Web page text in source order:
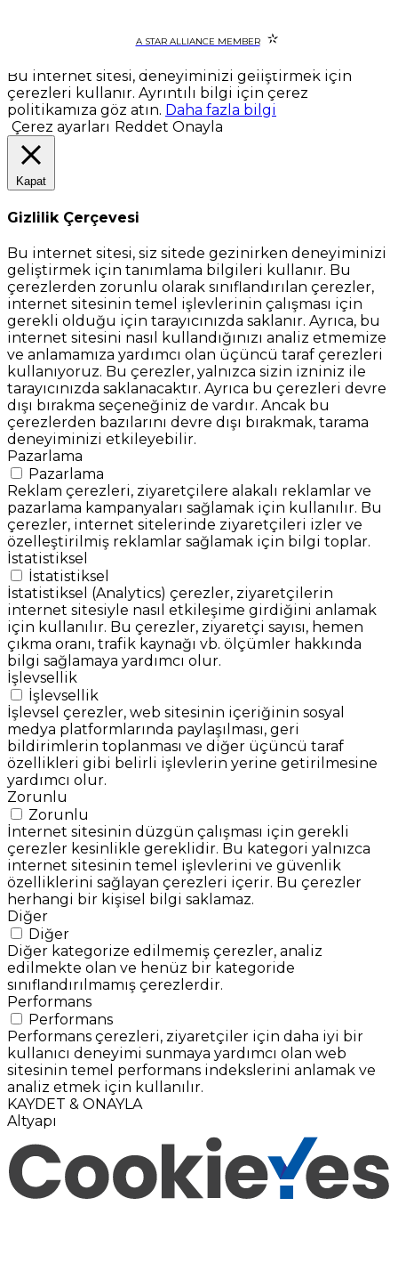
A STAR ALLIANCE MEMBER
Bu internet sitesi, deneyiminizi geliştirmek için
çerezleri kullanır. Ayrıntılı bilgi için çerez
politikamıza göz atın. Daha fazla bilgi
Çerez ayarları Reddet Onayla
Kapat
Gizlilik Çerçevesi
Bu internet sitesi, siz sitede gezinirken deneyiminizi
geliştirmek için tanımlama bilgileri kullanır. Bu
çerezlerden zorunlu olarak sınıflandırılan çerezler,
internet sitesinin temel işlevlerinin çalışması için
gerekli olduğu için tarayıcınızda saklanır. Ayrıca, bu
internet sitesini nasıl kullandığınızı analiz etmemize
ve anlamamıza yardımcı olan üçüncü taraf çerezleri
kullanıyoruz. Bu çerezler, yalnızca sizin izniniz ile
tarayıcınızda saklanacaktır. Ayrıca bu çerezleri devre
dışı bırakma seçeneğiniz de vardır. Ancak bu
çerezlerden bazılarını devre dışı bırakmak, tarama
deneyiminizi etkileyebilir.
Pazarlama
Pazarlama
Reklam çerezleri, ziyaretçilere alakalı reklamlar ve
pazarlama kampanyaları sağlamak için kullanılır. Bu
çerezler, internet sitelerinde ziyaretçileri izler ve
özelleştirilmiş reklamlar sağlamak için bilgi toplar.
İstatistiksel
İstatistiksel
İstatistiksel (Analytics) çerezler, ziyaretçilerin
internet sitesiyle nasıl etkileşime girdiğini anlamak
için kullanılır. Bu çerezler, ziyaretçi sayısı, hemen
çıkma oranı, trafik kaynağı vb. ölçümler hakkında
bilgi sağlamaya yardımcı olur.
İşlevsellik
İşlevsellik
İşlevsel çerezler, web sitesinin içeriğinin sosyal
medya platformlarında paylaşılması, geri
bildirimlerin toplanması ve diğer üçüncü taraf
özellikleri gibi belirli işlevlerin yerine getirilmesine
yardımcı olur.
Zorunlu
Zorunlu
İnternet sitesinin düzgün çalışması için gerekli
çerezler kesinlikle gereklidir. Bu kategori yalnızca
internet sitesinin temel işlevlerini ve güvenlik
özelliklerini sağlayan çerezleri içerir. Bu çerezler
herhangi bir kişisel bilgi saklamaz.
Diğer
Diğer
Diğer kategorize edilmemiş çerezler, analiz
edilmekte olan ve henüz bir kategoride
sınıflandırılmamış çerezlerdir.
Performans
Performans
Performans çerezleri, ziyaretçiler için daha iyi bir
kullanıcı deneyimi sunmaya yardımcı olan web
sitesinin temel performans indekslerini anlamak ve
analiz etmek için kullanılır.
KAYDET & ONAYLA
Altyapı